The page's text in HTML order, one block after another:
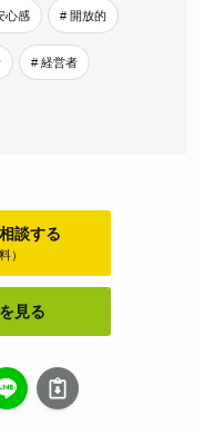
心感 # 開放的
# 経営者
談する
）
見る